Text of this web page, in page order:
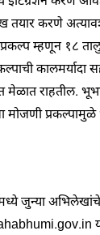
तयार करणे
म्हणून १८
राहतील.
मोजणी
जुन्या